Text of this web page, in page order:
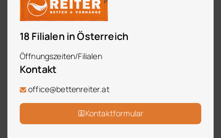
18 Filialen in Österreich
Öffnungszeiten/Filialen
Kontakt
office@bettenreiter.at
Kontaktformular